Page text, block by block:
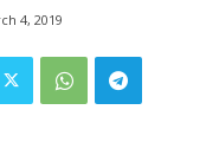
4, 2019